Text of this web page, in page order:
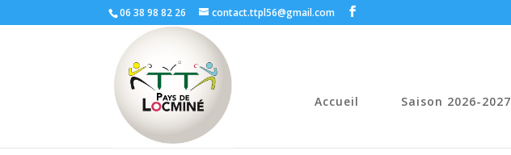
06 38 98 82 26 contact.ttpl56@gmail.com
Accueil Saison 2026-2027